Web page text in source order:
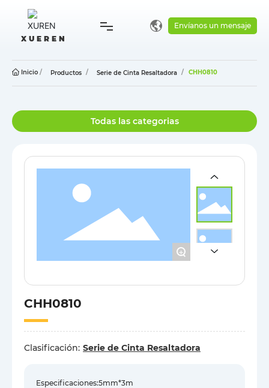
X U E R E N
Inicio
Envíanos un mensaje
Inicio Productos Serie de Cinta Resaltadora CHH0810
Todas las categorias
+
CHH0810
Clasificación: Serie de Cinta Resaltadora
Especificaciones:5mm*3m